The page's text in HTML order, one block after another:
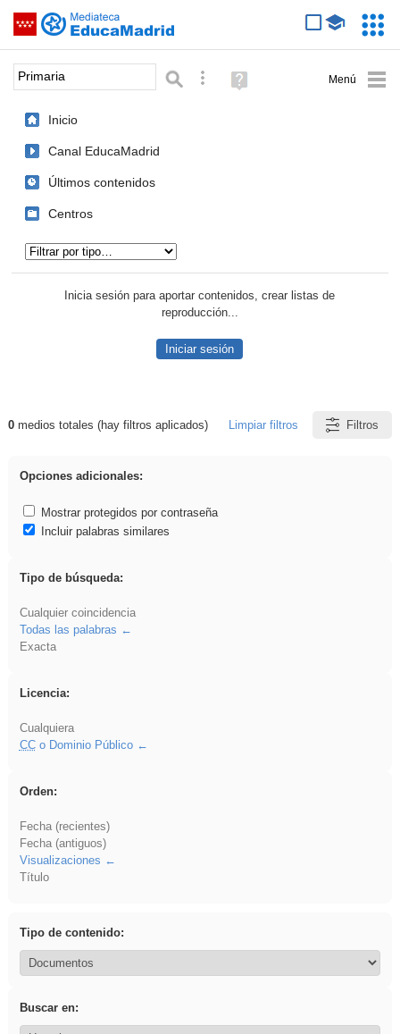
Saltar navegación
Palabra o frase: Búsqueda avanzada
Ayuda
(en
Inicio
Canal EducaMadrid
Últimos contenidos
Centros
Inicia sesión para aportar contenidos, crear listas de
reproducción...
Iniciar sesión
Resultados de: Primaria
0medios totales (hay filtros aplicados) Limpiar filtros Filtros
Opciones adicionales:
Mostrar protegidos por contraseña
Incluir palabras similares
Tipo de búsqueda:
Cualquier coincidencia
Todas las palabras
Exacta
Licencia:
Cualquiera
CCo Dominio Público
Orden:
Fecha (recientes)
Fecha (antiguos)
Visualizaciones
Título
Tipo de contenido:
Buscar en: